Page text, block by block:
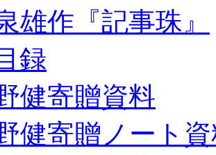
雄作『記事珠』
録
健寄贈資料
健寄贈ノート